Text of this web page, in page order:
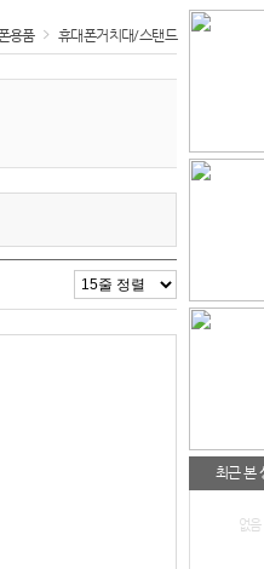
최근 본
없음
용품 휴대폰거치대/스탠드